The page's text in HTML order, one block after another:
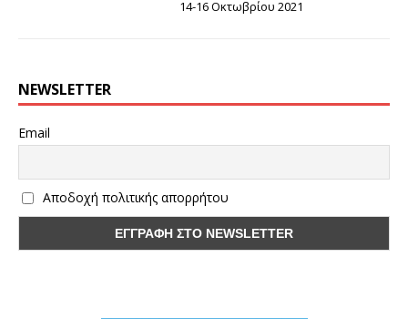
14-16 Οκτωβρίου 2021
NEWSLETTER
Email
Αποδοχή πολιτικής απορρήτου